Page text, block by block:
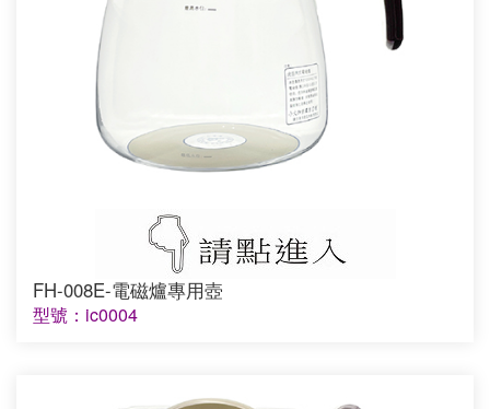
FH-008E-電磁爐專用壺
型號：ic0004